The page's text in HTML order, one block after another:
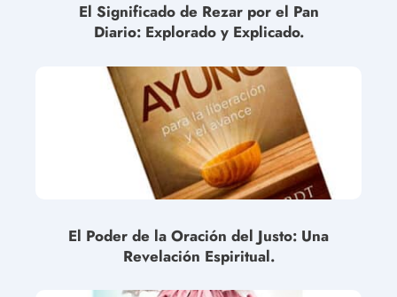
El Significado de Rezar por el Pan
Diario: Explorado y Explicado.
El Poder de la Oración del Justo: Una
Revelación Espiritual.